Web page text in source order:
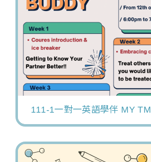
111-1一對一英語學伴 MY